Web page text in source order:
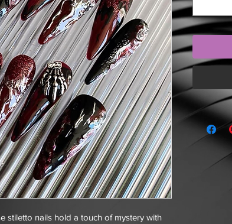
stiletto nails hold a touch of mystery with